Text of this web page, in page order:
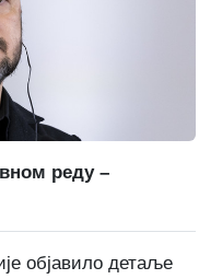
реду –
објавило детаље